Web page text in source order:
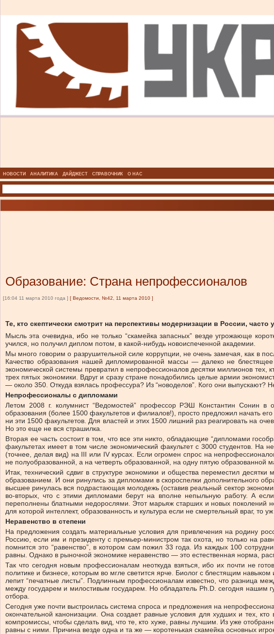
НОВОСТИ АНАЛИТИКА ДАЙДЖЕСТ СПРАВОЧНИК О НАС
Образование: Страна непрофессионалов
[16:04 11 марта 2010 года ] [ Ведомости, №42, 11 марта 2010 ]
Те, кто скептически смотрит на перспективы модернизации в России, часто
Мысль эта очевидна, ибо не только “скамейка запасных” везде угрожающе
учился, но получил диплом потом, в какой-нибудь новоиспеченной академии.
Мы много говорим о разрушительной силе коррупции, не очень замечая, как в
Качество образования нашей дипломированной массы — далеко не
экономической системы превратил в непрофессионалов десятки миллионов
трех пятых экономики. Вдруг и сразу стране понадобились целые армии
— около 350. Откуда взялась профессура? Из “новоделов”. Кого они выпускают?
Непрофессионалы с дипломами
Летом 2008 г. колумнист “Ведомостей” профессор РЭШ Константин Сонин в
образования (более 1500 факультетов и филиалов!), просто предложил начать
ни эти 1500 факультетов. Для властей и этих 1500 лишний раз реагировать на
Но это еще не вся страшилка.
Вторая ее часть состоит в том, что все эти никто, обладающие “дипломами
факультетах имеет в том числе экономический факультет с 3000 студентов.
(точнее, делая вид) на III или IV курсах. Если огромен спрос на
не полуобразованной, а на четверть образованной, на одну пятую образованной
Итак, технический сдвиг в структуре экономики и общества переместил
образованием. И они ринулись за дипломами в скороспелки дополнительного
высшее ринулась вся подрастающая молодежь (оставив реальный сектор
во-вторых, что с этими дипломами берут на вполне непыльную работу. А
переполнены блатными недорослями. Этот марьяж старших и новых поколений
для которой интеллект, образованность и культура если не смертельный враг, то уж
Неравенство в степени
На предложения создать материальные условия для привлечения на родину
Россию, если им и президенту с премьер-министром так охота, но только на
помнится это “равенство”, в котором сам пожил 33 года. Из каждых 100
равны. Однако в рыночной экономике неравенство — это естественная норма,
Так что сегодня новым профессионалам неоткуда взяться, ибо их почти не
политике и бизнесе, которым во мгле светится ярче. Биолог с блестящим
лепит “печатные листы”. Подлинным профессионалам известно, что разница
между государем и милостивым государем. Но обладатель Ph.D. сегодня нашим
отбора.
Сегодня уже почти выстроилась система спроса и предложения на
окончательной канонизации. Она создает равные условия для худших и тех,
компромиссы, чтобы сделать вид, что те, кто хуже, равны лучшим. Из уже
равны с ними. Причина везде одна и та же — коротенькая скамейка основных